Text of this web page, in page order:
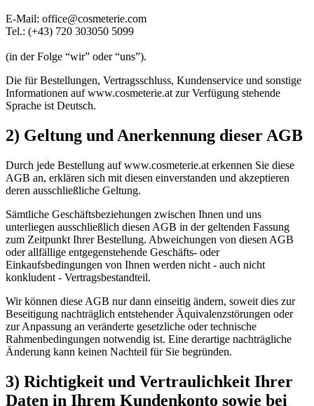
E-Mail: office@cosmeterie.com
Tel.: (+43) 720 303050 5099
(in der Folge “wir” oder “uns”).
Die für Bestellungen, Vertragsschluss, Kundenservice und sonstige
Informationen auf www.cosmeterie.at zur Verfügung stehende
Sprache ist Deutsch.
2) Geltung und Anerkennung dieser AGB
Durch jede Bestellung auf www.cosmeterie.at erkennen Sie diese
AGB an, erklären sich mit diesen einverstanden und akzeptieren
deren ausschließliche Geltung.
Sämtliche Geschäftsbeziehungen zwischen Ihnen und uns
unterliegen ausschließlich diesen AGB in der geltenden Fassung
zum Zeitpunkt Ihrer Bestellung. Abweichungen von diesen AGB
oder allfällige entgegenstehende Geschäfts- oder
Einkaufsbedingungen von Ihnen werden nicht - auch nicht
konkludent - Vertragsbestandteil.
Wir können diese AGB nur dann einseitig ändern, soweit dies zur
Beseitigung nachträglich entstehender Äquivalenzstörungen oder
zur Anpassung an veränderte gesetzliche oder technische
Rahmenbedingungen notwendig ist. Eine derartige nachträgliche
Änderung kann keinen Nachteil für Sie begründen.
3) Richtigkeit und Vertraulichkeit Ihrer
Daten in Ihrem Kundenkonto sowie bei